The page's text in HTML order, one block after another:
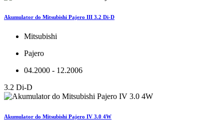
Akumulator do Mitsubishi Pajero III 3.2 Di-D
Mitsubishi
Pajero
04.2000 - 12.2006
3.2 Di-D
Akumulator do Mitsubishi Pajero IV 3.0 4W